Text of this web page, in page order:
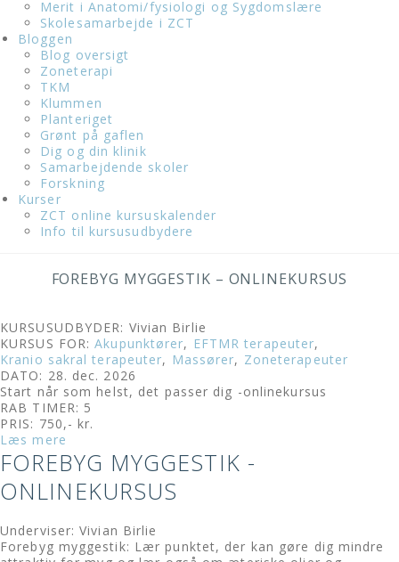
Merit i Anatomi/fysiologi og Sygdomslære
Skolesamarbejde i ZCT
Bloggen
Blog oversigt
Zoneterapi
TKM
Klummen
Planteriget
Grønt på gaflen
Dig og din klinik
Samarbejdende skoler
Forskning
Kurser
ZCT online kursuskalender
Info til kursusudbydere
FOREBYG MYGGESTIK – ONLINEKURSUS
KURSUSUDBYDER: Vivian Birlie
KURSUS FOR:Akupunktører, EFTMR terapeuter,
Kranio sakral terapeuter, Massører, Zoneterapeuter
DATO: 28. dec. 2026
Start når som helst, det passer dig -onlinekursus
RAB TIMER: 5
PRIS: 750,- kr.
Læs mere
FOREBYG MYGGESTIK -
ONLINEKURSUS
Underviser: Vivian Birlie
Forebyg myggestik: Lær punktet, der kan gøre dig mindre